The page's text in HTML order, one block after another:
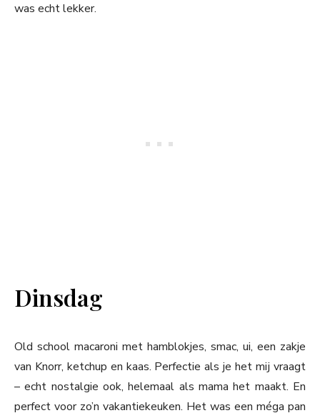
was echt lekker.
Dinsdag
Old school macaroni met hamblokjes, smac, ui, een zakje
van Knorr, ketchup en kaas. Perfectie als je het mij vraagt
– echt nostalgie ook, helemaal als mama het maakt. En
perfect voor zo’n vakantiekeuken. Het was een méga pan